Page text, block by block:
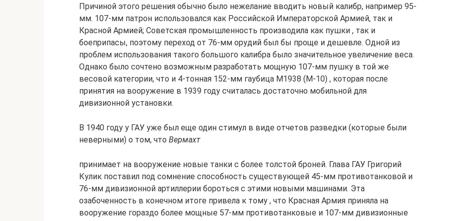
Причиной этого решения обычно было нежелание вводить новый калибр, например 95-
мм. 107-мм патрон использовался как Российской Императорской Армией, так и
Красной Армией; Советская промышленность производила как пушки , так и
боеприпасы, поэтому переход от 76-мм орудий был бы проще и дешевле. Одной из
проблем использования такого большого калибра было значительное увеличение веса.
Однако было сочтено возможным разработать мощную 107-мм пушку в той же
весовой категории, что и 4-тонная 152-мм гаубица M1938 (М-10) , которая после
принятия на вооружение в 1939 году считалась достаточно мобильной для
дивизионной установки.
В 1940 году у ГАУ уже был еще один стимул в виде отчетов разведки (которые были
неверными) о том, что Вермахт
принимает на вооружение новые танки с более толстой броней. Глава ГАУ Григорий
Кулик поставил под сомнение способность существующей 45-мм противотанковой и
76-мм дивизионной артиллерии бороться с этими новыми машинами. Эта
озабоченность в конечном итоге привела к тому , что Красная Армия приняла на
вооружение гораздо более мощные 57-мм противотанковые и 107-мм дивизионные